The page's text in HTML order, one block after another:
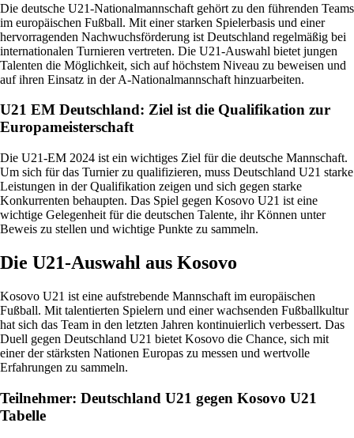
Die deutsche U21-Nationalmannschaft gehört zu den führenden Teams
im europäischen Fußball. Mit einer starken Spielerbasis und einer
hervorragenden Nachwuchsförderung ist Deutschland regelmäßig bei
internationalen Turnieren vertreten. Die U21-Auswahl bietet jungen
Talenten die Möglichkeit, sich auf höchstem Niveau zu beweisen und
auf ihren Einsatz in der A-Nationalmannschaft hinzuarbeiten.
U21 EM Deutschland: Ziel ist die Qualifikation zur
Europameisterschaft
Die U21-EM 2024 ist ein wichtiges Ziel für die deutsche Mannschaft.
Um sich für das Turnier zu qualifizieren, muss Deutschland U21 starke
Leistungen in der Qualifikation zeigen und sich gegen starke
Konkurrenten behaupten. Das Spiel gegen Kosovo U21 ist eine
wichtige Gelegenheit für die deutschen Talente, ihr Können unter
Beweis zu stellen und wichtige Punkte zu sammeln.
Die U21-Auswahl aus Kosovo
Kosovo U21 ist eine aufstrebende Mannschaft im europäischen
Fußball. Mit talentierten Spielern und einer wachsenden Fußballkultur
hat sich das Team in den letzten Jahren kontinuierlich verbessert. Das
Duell gegen Deutschland U21 bietet Kosovo die Chance, sich mit
einer der stärksten Nationen Europas zu messen und wertvolle
Erfahrungen zu sammeln.
Teilnehmer: Deutschland U21 gegen Kosovo U21
Tabelle